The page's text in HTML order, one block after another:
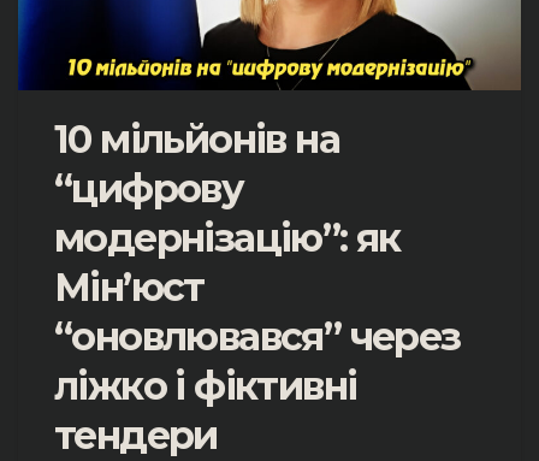
10 мільйонів на
“цифрову
модернізацію”: як
Мін’юст
“оновлювався” через
ліжко і фіктивні
тендери